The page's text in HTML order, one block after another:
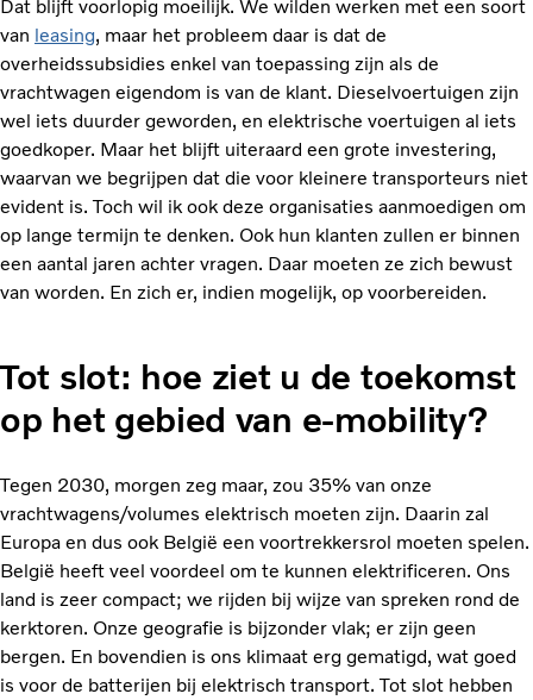
Dat blijft voorlopig moeilijk. We wilden werken met een soort
van leasing, maar het probleem daar is dat de
overheidssubsidies enkel van toepassing zijn als de
vrachtwagen eigendom is van de klant. Dieselvoertuigen zijn
wel iets duurder geworden, en elektrische voertuigen al iets
goedkoper. Maar het blijft uiteraard een grote investering,
waarvan we begrijpen dat die voor kleinere transporteurs niet
evident is. Toch wil ik ook deze organisaties aanmoedigen om
op lange termijn te denken. Ook hun klanten zullen er binnen
een aantal jaren achter vragen. Daar moeten ze zich bewust
van worden. En zich er, indien mogelijk, op voorbereiden.
Tot slot: hoe ziet u de toekomst
op het gebied van e-mobility?
Tegen 2030, morgen zeg maar, zou 35% van onze
vrachtwagens/volumes elektrisch moeten zijn. Daarin zal
Europa en dus ook België een voortrekkersrol moeten spelen.
België heeft veel voordeel om te kunnen elektrificeren. Ons
land is zeer compact; we rijden bij wijze van spreken rond de
kerktoren. Onze geografie is bijzonder vlak; er zijn geen
bergen. En bovendien is ons klimaat erg gematigd, wat goed
is voor de batterijen bij elektrisch transport. Tot slot hebben